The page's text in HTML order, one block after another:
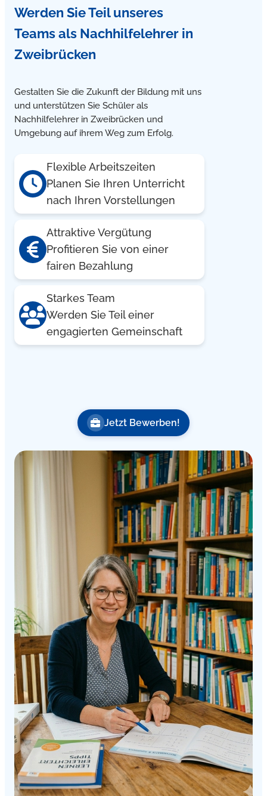
Werden Sie Teil unseres
Teamsals Nachhilfelehrer in
Zweibrücken
Gestalten Sie die Zukunft der Bildung mit uns
und unterstützen Sie Schüler als
Nachhilfelehrer in Zweibrücken und
Umgebung auf ihrem Weg zum Erfolg.
Flexible Arbeitszeiten
Planen Sie Ihren Unterricht
nach Ihren Vorstellungen
Attraktive Vergütung
Profitieren Sie von einer
fairen Bezahlung
Starkes Team
Werden Sie Teil einer
engagierten Gemeinschaft
Jetzt Bewerben!